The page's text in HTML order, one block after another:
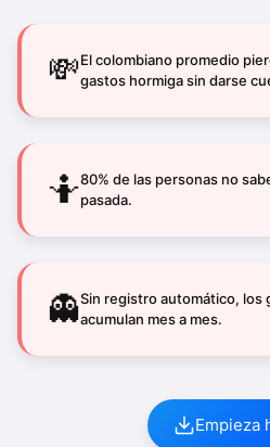
💸El colombiano promedio
gastos hormiga sin darse
🤷80% de las personas no
pasada.
👻Sin registro automático, los
acumulan mes a mes.
Empieza